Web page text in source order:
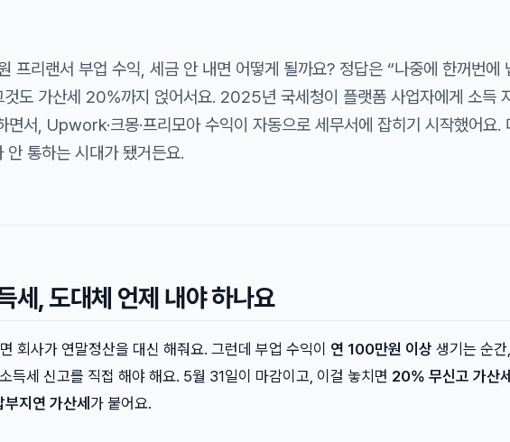
프리랜서 부업 수익, 세금 안 내면 어떻게 될까요? 정답은 “나중에 한꺼번에
것도 가산세 20%까지 얹어서요. 2025년 국세청이 플랫폼 사업자에게 소득
면서, Upwork·크몽·프리모아 수익이 자동으로 세무서에 잡히기 시작했어요.
안 통하는 시대가 됐거든요.
세, 도대체 언제 내야 하나요
회사가 연말정산을 대신 해줘요. 그런데 부업 수익이 연 100만원 이상 생기는 순간
득세 신고를 직접 해야 해요. 5월 31일이 마감이고, 이걸 놓치면 20% 무신고 가산
지연 가산세 가 붙어요.